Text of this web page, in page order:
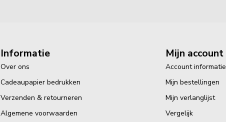
Informatie
Over ons
Cadeaupapier bedrukken
Verzenden & retourneren
Algemene voorwaarden
Mijn account
Account informatie
Mijn bestellingen
Mijn verlanglijst
Vergelijk